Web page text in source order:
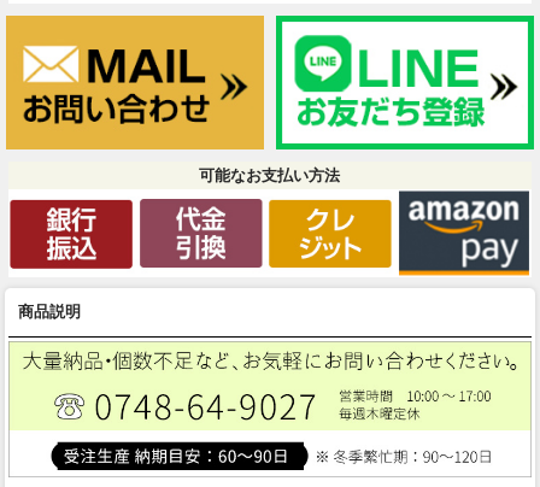
可能なお支払い方法
商品説明